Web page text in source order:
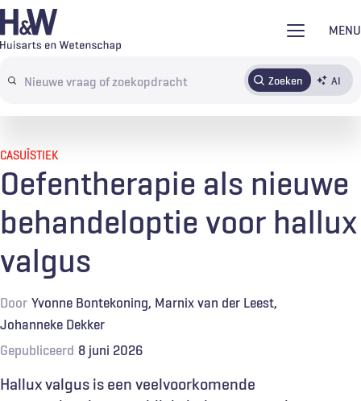
Overslaan
en
de
MENU
Search
terms
Zoeken AI
AbonnerenTijdschrift Inloggen
CASUÏSTIEK
Oefentherapie als nieuwe
behandeloptie voor hallux
valgus
Door Yvonne Bontekoning Marnix van der Leest
Johanneke Dekker
Gepubliceerd 8 juni 2026
Hallux valgus is een veelvoorkomende